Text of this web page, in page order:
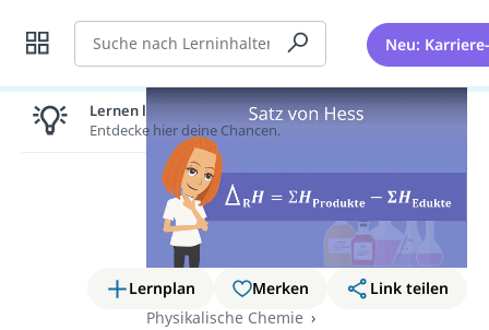
Suche Neu:
Lernplan Merken
Link teilen
Physikalische Chemie
Lernen lohnt sich!
Entdecke hier deine Chancen.